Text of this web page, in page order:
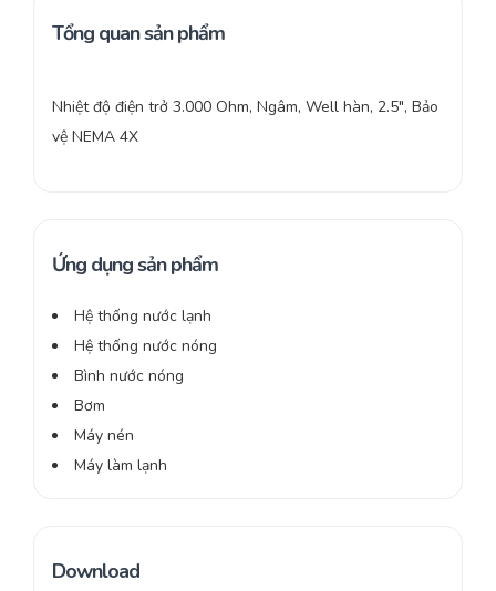
Tổng quan sản phẩm
Nhiệt độ điện trở 3.000 Ohm, Ngâm, Well hàn, 2.5″, Bảo
vệ NEMA 4X
Ứng dụng sản phẩm
Hệ thống nước lạnh
Hệ thống nước nóng
Bình nước nóng
Bơm
Máy nén
Máy làm lạnh
Download